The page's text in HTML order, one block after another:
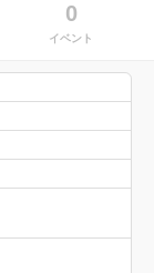
0
イベント